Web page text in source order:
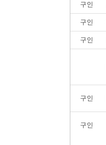
구인
구인
구인
구인
구인